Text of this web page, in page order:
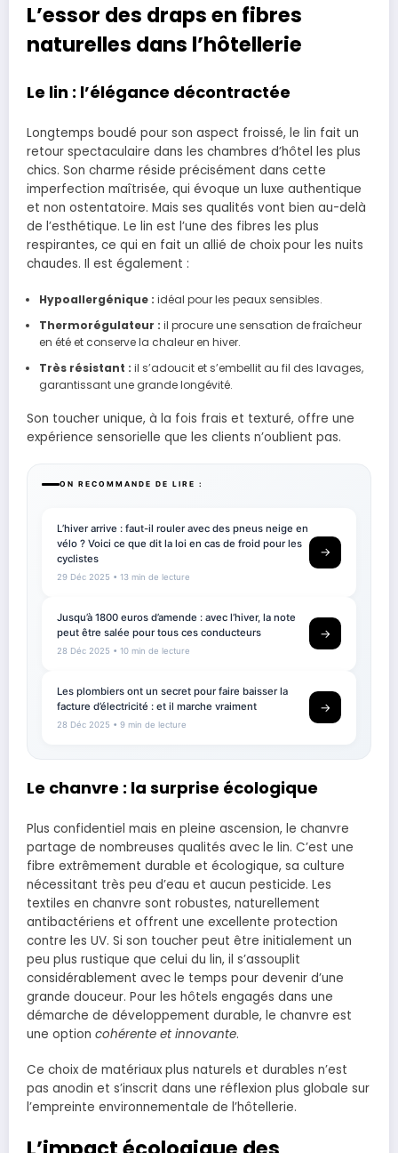
L’essor des draps en fibres
naturelles dans l’hôtellerie
Le lin : l’élégance décontractée
Longtemps boudé pour son aspect froissé, le lin fait un
retour spectaculaire dans les chambres d’hôtel les plus
chics. Son charme réside précisément dans cette
imperfection maîtrisée, qui évoque un luxe authentique
et non ostentatoire. Mais ses qualités vont bien au-delà
de l’esthétique. Le lin est l’une des fibres les plus
respirantes, ce qui en fait un allié de choix pour les nuits
chaudes. Il est également :
Hypoallergénique : idéal pour les peaux sensibles.
Thermorégulateur : il procure une sensation de fraîcheur
en été et conserve la chaleur en hiver.
Très résistant : il s’adoucit et s’embellit au fil des lavages,
garantissant une grande longévité.
Son toucher unique, à la fois frais et texturé, offre une
expérience sensorielle que les clients n’oublient pas.
ON RECOMMANDE DE LIRE :
L’hiver arrive : faut-il rouler avec des pneus neige en
vélo ? Voici ce que dit la loi en cas de froid pour les
cyclistes
29 Déc 2025 • 13 min de lecture
→
Jusqu’à 1800 euros d’amende : avec l’hiver, la note
peut être salée pour tous ces conducteurs
28 Déc 2025 • 10 min de lecture
→
Les plombiers ont un secret pour faire baisser la
facture d’électricité : et il marche vraiment
28 Déc 2025 • 9 min de lecture
→
Le chanvre : la surprise écologique
Plus confidentiel mais en pleine ascension, le chanvre
partage de nombreuses qualités avec le lin. C’est une
fibre extrêmement durable et écologique, sa culture
nécessitant très peu d’eau et aucun pesticide. Les
textiles en chanvre sont robustes, naturellement
antibactériens et offrent une excellente protection
contre les UV. Si son toucher peut être initialement un
peu plus rustique que celui du lin, il s’assouplit
considérablement avec le temps pour devenir d’une
grande douceur. Pour les hôtels engagés dans une
démarche de développement durable, le chanvre est
une option cohérente et innovante.
Ce choix de matériaux plus naturels et durables n’est
pas anodin et s’inscrit dans une réflexion plus globale sur
l’empreinte environnementale de l’hôtellerie.